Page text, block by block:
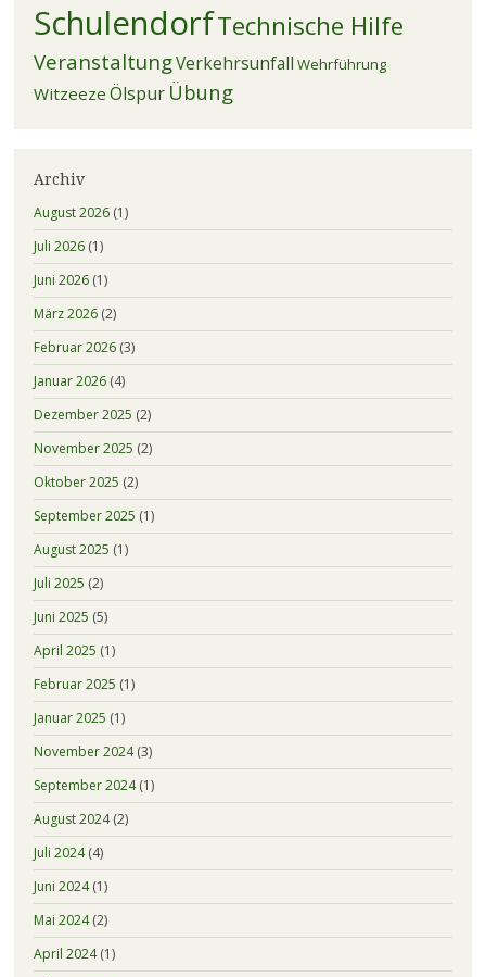
SchulendorfTechnische Hilfe
VeranstaltungVerkehrsunfall Wehrführung
Witzeeze Ölspur Übung
Archiv
August 2026(1)
Juli 2026(1)
Juni 2026(1)
März 2026(2)
Februar 2026(3)
Januar 2026(4)
Dezember 2025 (2)
November 2025 (2)
Oktober 2025 (2)
September 2025 (1)
August 2025 (1)
Juli 2025 (2)
Juni 2025 (5)
April 2025 (1)
Februar 2025 (1)
Januar 2025 (1)
November 2024(3)
September 2024(1)
August 2024(2)
Juli 2024(4)
Juni 2024(1)
Mai 2024(2)
April 2024(1)